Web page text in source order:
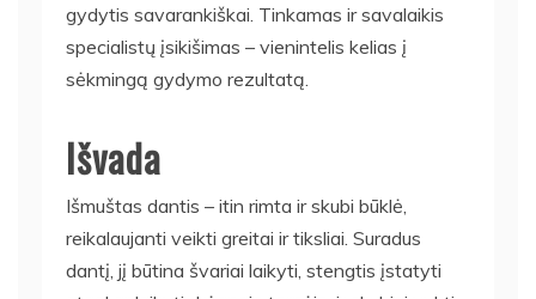
gydytis savarankiškai. Tinkamas ir savalaikis
specialistų įsikišimas – vienintelis kelias į
sėkmingą gydymo rezultatą.
Išvada
Išmuštas dantis – itin rimta ir skubi būklė,
reikalaujanti veikti greitai ir tiksliai. Suradus
dantį, jį būtina švariai laikyti, stengtis įstatyti